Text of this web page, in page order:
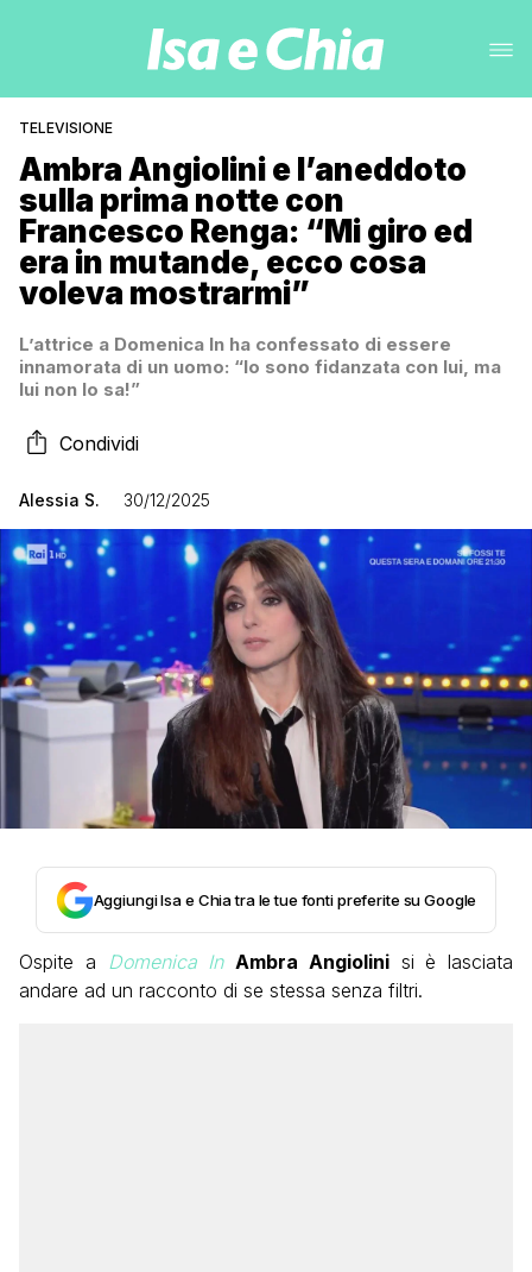
TELEVISIONE
Ambra Angiolini e l’aneddoto
sulla prima notte con
Francesco Renga: “Mi giro ed
era in mutande, ecco cosa
voleva mostrarmi”
L’attrice a Domenica In ha confessato di essere
innamorata di un uomo: “Io sono fidanzata con lui, ma
lui non lo sa!”
Condividi
Alessia S. 30/12/2025
Aggiungi Isa e Chia tra le tue fonti preferite su Google
Ospite a Domenica In Ambra Angiolinisi è lasciata
andare ad un racconto di se stessa senza filtri.